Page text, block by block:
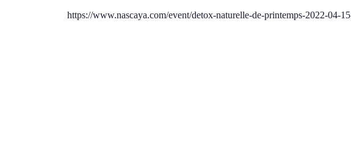
https://www.nascaya.com/event/detox-naturelle-de-printemps-2022-04-